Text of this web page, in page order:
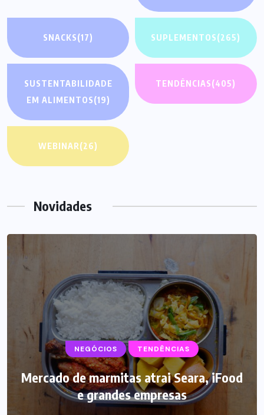
SNACKS(17) SUPLEMENTOS(265)
SUSTENTABILIDADE
EM ALIMENTOS(19)
TENDÊNCIAS(405)
WEBINAR(26)
Novidades
NEGÓCIOS TENDÊNCIAS
Mercado de marmitas atrai Seara, iFood
e grandes empresas
SUPLEMENTOS
Caffeine Army lança campanha para o
Dia dos Pais